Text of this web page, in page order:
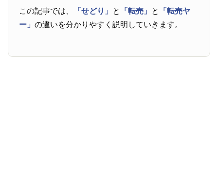
この記事では、 「せどり」 と 「転売」 と
「転売ヤ
ー」の違いを分かりやすく説明していきます。